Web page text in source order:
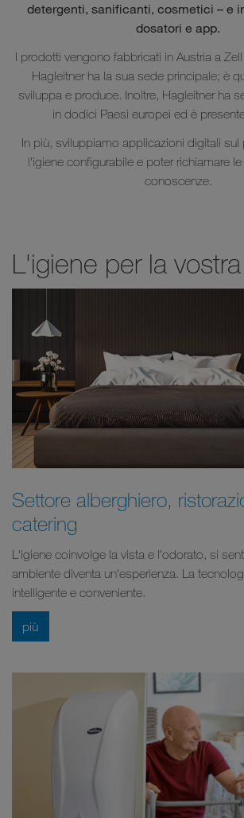
detergenti, sanificanti, cosmetici – e
dosatori e app.
I prodotti vengono fabbricati in Austria a
Hagleitner ha la sua sede principale; è
sviluppa e produce. Inoltre, Hagleitner ha
in dodici Paesi europei ed è
In più‎, sviluppiamo applicazioni digitali sul
l'igiene configurabile e poter richiamare
conoscenze.
L'igiene per la
Settore alberghiero,
catering
L'igiene coinvolge la vista e l’odorato, si
ambiente diventa un'esperienza. La
intelligente e conveniente.
più